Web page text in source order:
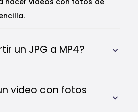
un JPG a MP4?
video con fotos